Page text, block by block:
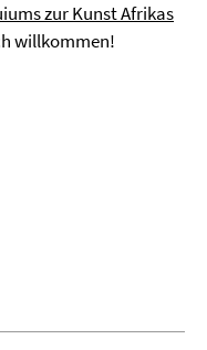
zur Kunst Afrikas
willkommen!